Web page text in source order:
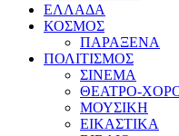
ΕΛΛΑΔΑ
ΚΟΣΜΟΣ
ΠΑΡΑΞΕΝΑ
ΠΟΛΙΤΙΣΜΟΣ
ΣΙΝΕΜΑ
ΘΕΑΤΡΟ-
ΜΟΥΣΙΚΗ
ΕΙΚΑΣΤΙΚΑ